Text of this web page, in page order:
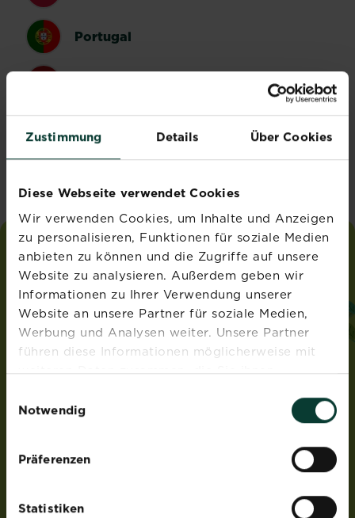
Zustimmung Details Über Cookies
Diese Webseite verwendet Cookies
Wir verwenden Cookies, um Inhalte und Anzeigen
zu personalisieren, Funktionen für soziale Medien
anbieten zu können und die Zugriffe auf unsere
Website zu analysieren. Außerdem geben wir
Informationen zu Ihrer Verwendung unserer
Website an unsere Partner für soziale Medien,
Werbung und Analysen weiter. Unsere Partner
führen diese Informationen möglicherweise mit
weiteren Daten zusammen, die Sie ihnen
Nutzung der Dienste gesammelt haben.
Notwendig
Präferenzen
Statistiken
Portugal
liebedeinengarten
von Substral®
ADRESSE
Evergreen Garden Care Deutschland GmbH
Am Brand 41
ROUNDUP® und Osmocote® sind eingetragene Marken
Weedex®, Tomcat®, Magisches Rasen-Pflaster®,
EasyGreen®, EvenGreen® und HandyGreen® sind Marken